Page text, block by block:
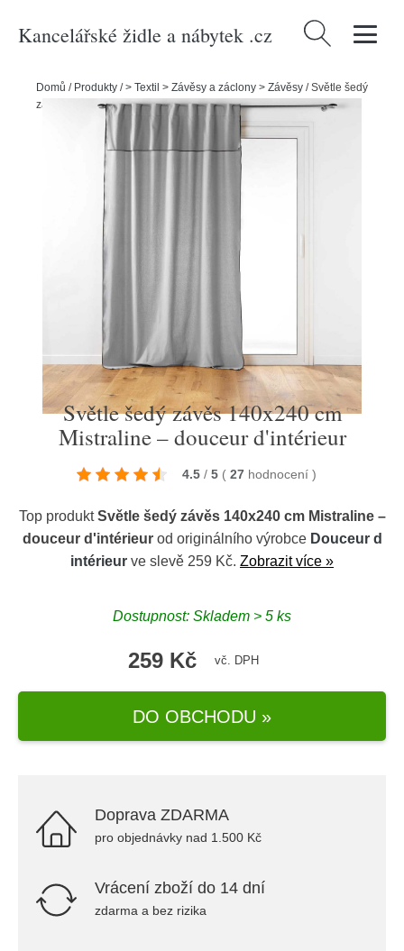
Kancelářské židle a nábytek .cz Vyhledávání
Domů / Produkty /> Textil > Závěsy a záclony > Závěsy /Světle šedý
závěs 140x240 cm Mistraline – douceur d'intérieur
Světle šedý závěs 140x240 cm
Mistraline – douceur d'intérieur
4.5 / 5 ( 27 hodnocení )
Top produktSvětle šedý závěs 140x240 cm Mistraline –
douceur d'intérieurod originálního výrobce Douceur d
intérieur ve slevě 259 Kč. Zobrazit více »
Dostupnost: Skladem > 5 ks
259 Kč vč. DPH
DO OBCHODU »
Doprava ZDARMA
pro objednávky nad 1.500 Kč
Vrácení zboží do 14 dní
zdarma a bez rizika